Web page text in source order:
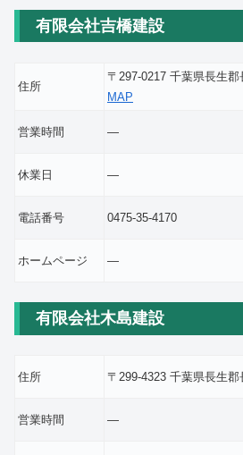
有限会社吉橋建設
住所
〒297-0217 千葉県長生
MAP
営業時間 ―
休業日 ―
電話番号 0475-35-4170
ホームページ ―
有限会社木島建設
住所 〒299-4323 千葉県長生
営業時間 ―